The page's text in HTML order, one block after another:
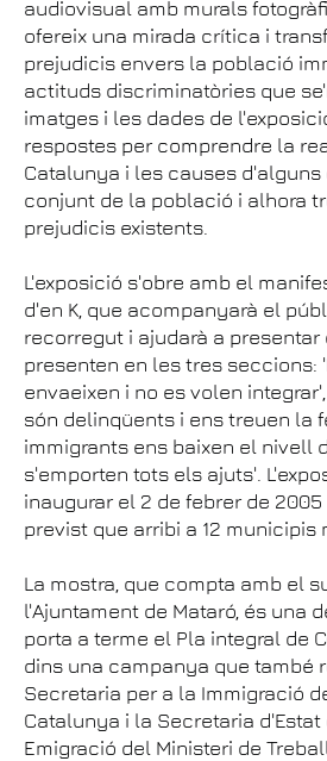
audiovisual amb murals
ofereix una mirada crítica i
prejudicis envers la població
actituds discriminatòries que
imatges i les dades de
respostes per comprendre la
Catalunya i les causes
conjunt de la població i alhora
prejudicis existents.
L'exposició s'obre amb el
d'en K, que acompanyarà el
recorregut i ajudarà a
presenten en les tres seccions:
envaeixen i no es volen
són delinqüents i ens treuen la
immigrants ens baixen el nivell
s'emporten tots els ajuts'.
inaugurar el 2 de febrer de
previst que arribi a 12 municipis
La mostra, que compta amb el
l'Ajuntament de Mataró, és una
porta a terme el Pla integral de
dins una campanya que també
Secretaria per a la Immigració
Catalunya i la Secretaria d'Estat
Emigració del Ministeri de